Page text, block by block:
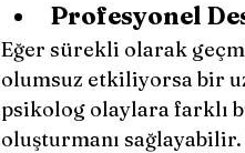
Profesyonel
Eğer sürekli olarak
olumsuz etkiliyorsa bir
psikolog olaylara farklı
oluşturmanı